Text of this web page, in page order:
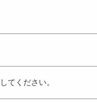
てください。